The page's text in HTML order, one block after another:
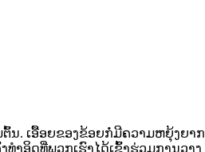
ນ. ເອື້ອຍຂອງຂ້ອຍກໍ່ມີຄວາມຫຍຸ້ງຍາກ
ທໍາອິດທີ່ພວກເຮົາໄດ້ເຂົ້າຮ່ວມການວາງ